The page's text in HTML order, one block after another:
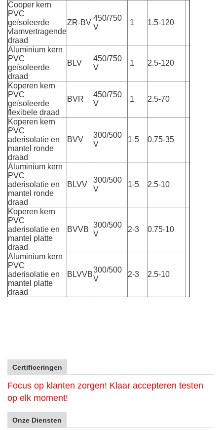
Cooper kern
PVC
geïsoleerde
vlamvertragende
draad
ZR-BV
450/750
V
1 1.5-120
Aluminium kern
PVC
geïsoleerde
draad
BLV
450/750
V
1 2.5-120
Koperen kern
PVC
geïsoleerde
flexibele draad
BVR
450/750
V
1 2.5-70
Koperen kern
PVC
aderisolatie en
mantel ronde
draad
BVV
300/500
V
1-5 0.75-35
Aluminium kern
PVC
aderisolatie en
mantel ronde
draad
BLVV
300/500
V
1-5 2.5-10
Koperen kern
PVC
aderisolatie en
mantel platte
draad
BVVB
300/500
V
2-3 0.75-10
Aluminium kern
PVC
aderisolatie en
mantel platte
draad
BLVVB
300/500
V
2-3 2.5-10
Certificeringen
Focus op klanten zorgen! Klaar accepteren testen
op elk moment!
Onze Diensten